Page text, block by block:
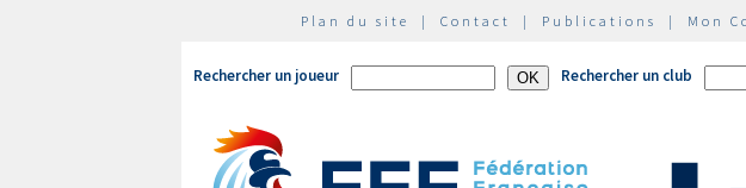
Plan du site | Contact | Publications | Mon
Rechercher un joueur Rechercher un club